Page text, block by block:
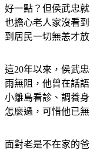
也擔心老人家沒看
到居民一切無恙才
雨無阻，他曾在話
小離島看診、調養
怎麼過，可惜他已
他其實很不能諒解